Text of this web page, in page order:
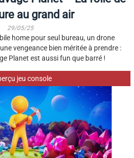
au grand air
29/05/25
home pour seul bureau, un drone
vengeance bien méritée à prendre :
Planet est aussi fun que barré !
jeu console